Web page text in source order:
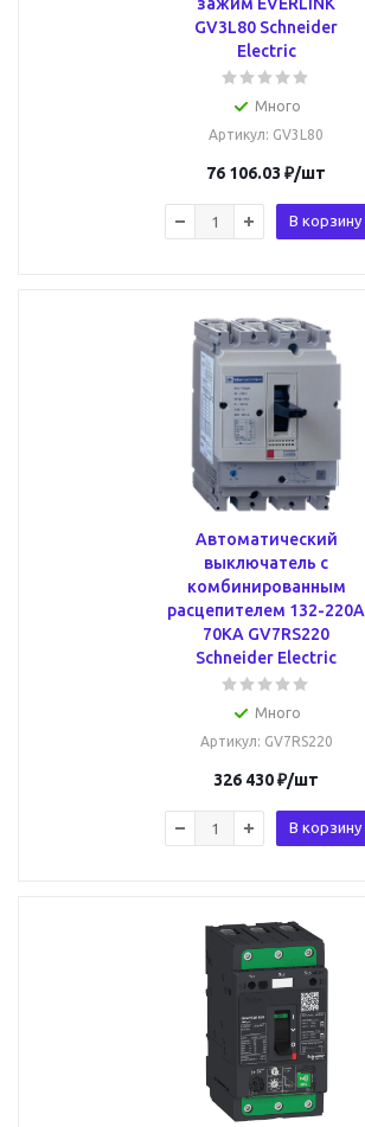
GV3L80 Schneider
Electric
Много
Артикул: GV3L80
76 106.03 ₽/шт
В корзину
Автоматический
выключатель с
комбинированным
расцепителем 132-220А
70КА GV7RS220
Schneider Electric
Много
Артикул: GV7RS220
326 430₽/шт
В корзину